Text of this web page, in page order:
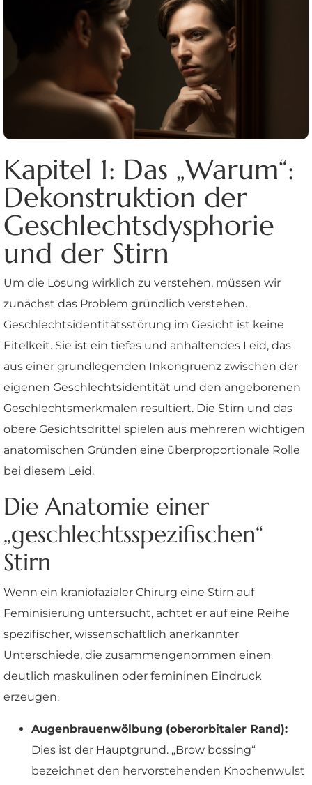
Kapitel 1: Das „Warum“:
Dekonstruktion der
Geschlechtsdysphorie
und der Stirn
Um die Lösung wirklich zu verstehen, müssen wir
zunächst das Problem gründlich verstehen.
Geschlechtsidentitätsstörung im Gesicht ist keine
Eitelkeit. Sie ist ein tiefes und anhaltendes Leid, das
aus einer grundlegenden Inkongruenz zwischen der
eigenen Geschlechtsidentität und den angeborenen
Geschlechtsmerkmalen resultiert. Die Stirn und das
obere Gesichtsdrittel spielen aus mehreren wichtigen
anatomischen Gründen eine überproportionale Rolle
bei diesem Leid.
Die Anatomie einer
„geschlechtsspezifischen“
Stirn
Wenn ein kraniofazialer Chirurg eine Stirn auf
Feminisierung untersucht, achtet er auf eine Reihe
spezifischer, wissenschaftlich anerkannter
Unterschiede, die zusammengenommen einen
deutlich maskulinen oder femininen Eindruck
erzeugen.
Augenbrauenwölbung (oberorbitaler Rand):
Dies ist der Hauptgrund. „Brow bossing“
bezeichnet den hervorstehenden Knochenwulst